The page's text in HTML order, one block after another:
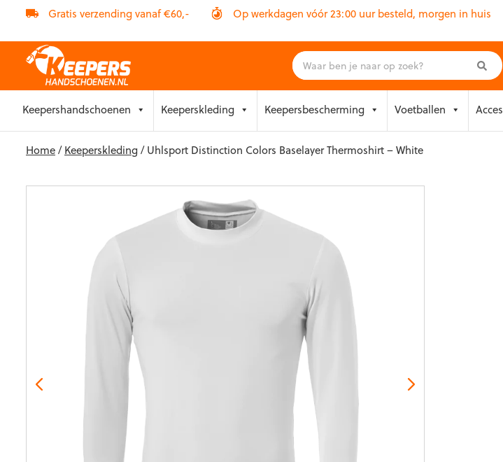
Gratis verzending vanaf €60,- Op werkdagen vóór 23:00 uur besteld, morgen in huis
toKeepershandschoenen Keeperskleding Keepersbescherming Voetballen
Home/Keeperskleding/ Uhlsport Distinction Colors Baselayer Thermoshirt – White